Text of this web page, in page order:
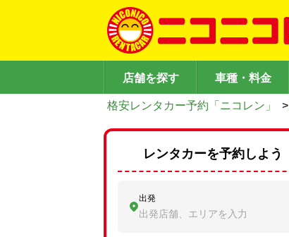
店舗を探す 車種・料金
格安レンタカー予約「ニコレン」 >
レンタカーを予約しよう
出発
出発店舗、エリアを入力